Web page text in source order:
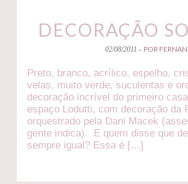
DECORAÇÃO
02/08/2011 - POR
Preto, branco, acrílico, espelho,
velas, muito verde, suculentas e
decoração incrível do primeiro
espaço Lodutti, com decoração da
orquestrado pela Dani Macek
gente indica). E quem disse que
sempre igual? Essa é […]